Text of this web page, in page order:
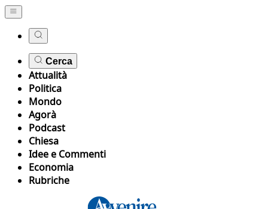
Cerca
Attualità
Politica
Mondo
Agorà
Podcast
Chiesa
Idee e Commenti
Economia
Rubriche